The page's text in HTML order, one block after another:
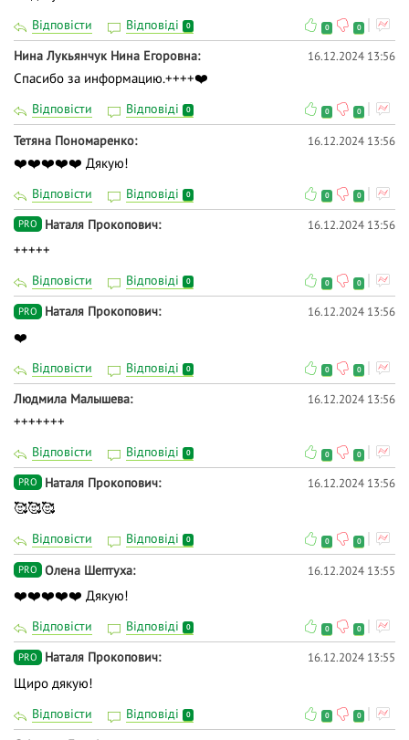
Відповісти Відповіді 0 0 0
Нина Лукьянчук Нина Егоровна 16.12.2024 13:56
Спасибо за информацию.++++❤️
Відповісти Відповіді 0 0 0
Тетяна Пономаренко 16.12.2024 13:56
❤️❤️❤️❤️❤️ Дякую!
Відповісти Відповіді 0 0 0
PRO Наталя Прокопович 16.12.2024 13:56
+++++
Відповісти Відповіді 0 0 0
PRO Наталя Прокопович 16.12.2024 13:56
❤️
Відповісти Відповіді 0 0 0
Людмила Малышева 16.12.2024 13:56
+++++++
Відповісти Відповіді 0 0 0
PRO Наталя Прокопович 16.12.2024 13:56
🥰🥰🥰
Відповісти Відповіді 0 0 0
PRO Олена Шептуха 16.12.2024 13:55
❤️❤️❤️❤️❤️ Дякую!
Відповісти Відповіді 0 0 0
PRO Наталя Прокопович 16.12.2024 13:55
Щиро дякую!
Відповісти Відповіді 0 0 0